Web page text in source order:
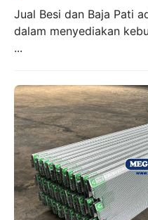
Jual Besi dan Baja Pati
dalam menyediakan
...